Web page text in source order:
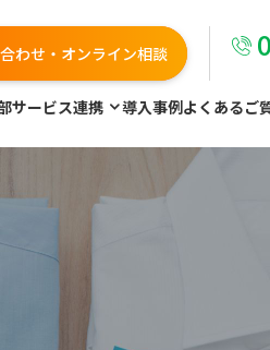
わせ・オンライン相談
サービス連携 導入事例よくあるご